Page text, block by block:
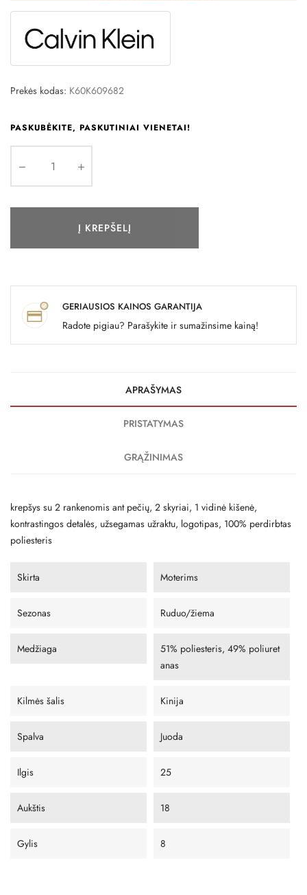
Prekės kodas: K60K609682
PASKUBĖKITE, PASKUTINIAI VIENETAI!
Į KREPŠELĮ
GERIAUSIOS KAINOS GARANTIJA
Radote pigiau? Parašykite ir sumažinsime kainą!
APRAŠYMAS
PRISTATYMAS
GRĄŽINIMAS
krepšys su 2 rankenomis ant pečių, 2 skyriai, 1 vidinė kišenė,
kontrastingos detalės, užsegamas užraktu, logotipas, 100% perdirbtas
poliesteris
Skirta Moterims
Sezonas Ruduo/žiema
Medžiaga
51% poliesteris, 49% poliuret
anas
Kilmės šalis Kinija
Spalva Juoda
Ilgis 25
Aukštis 18
Gylis 8